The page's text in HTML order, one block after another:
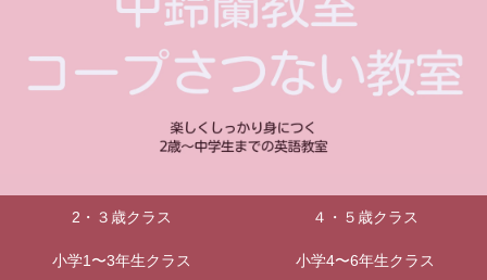
2・３歳クラス ４・５歳クラス
小学1〜3年生クラス 小学4〜6年生クラス